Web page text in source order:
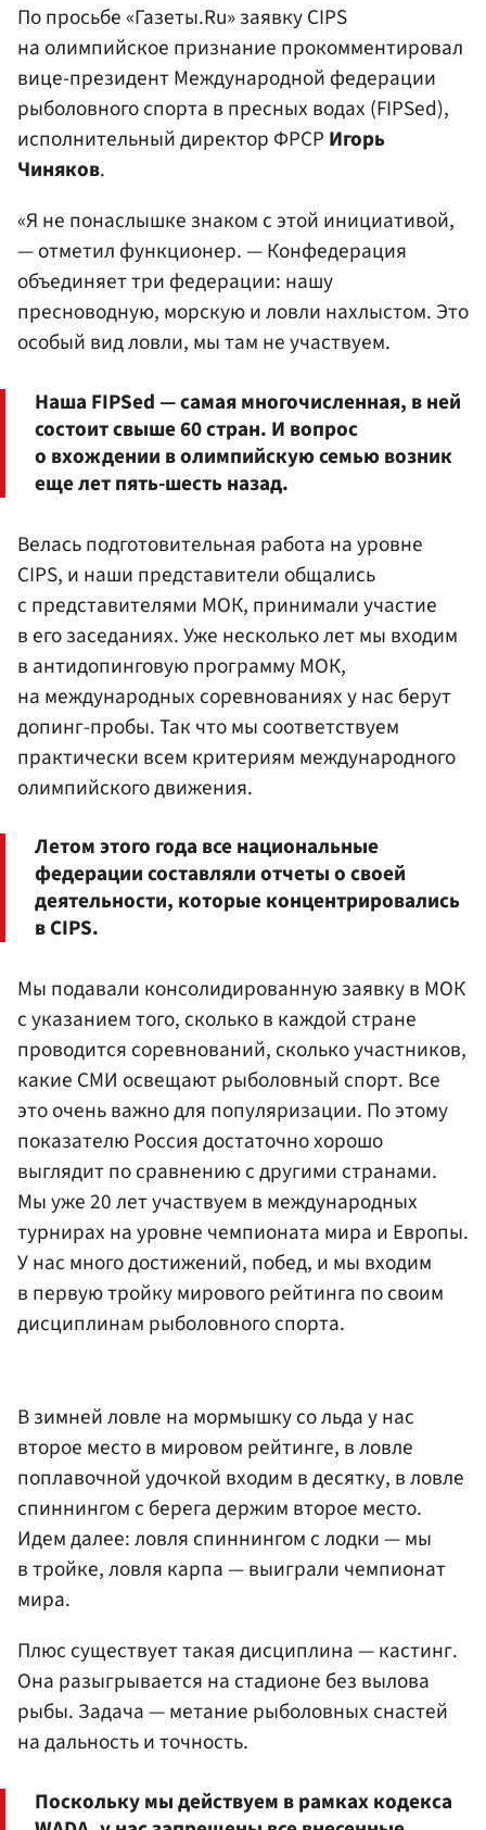
По просьбе «Газеты.Ru» заявку CIPS
на олимпийское признание прокомментировал
вице-президент Международной федерации
рыболовного спорта в пресных водах (FIPSed),
исполнительный директор ФРСР Игорь
Чиняков.
«Я не понаслышке знаком с этой инициативой,
— отметил функционер. — Конфедерация
объединяет три федерации: нашу
пресноводную, морскую и ловли нахлыстом. Это
особый вид ловли, мы там не участвуем.
Наша FIPSed — самая многочисленная, в ней
состоит свыше 60 стран. И вопрос
о вхождении в олимпийскую семью возник
еще лет пять-шесть назад.
Велась подготовительная работа на уровне
CIPS, и наши представители общались
с представителями МОК, принимали участие
в его заседаниях. Уже несколько лет мы входим
в антидопинговую программу МОК,
на международных соревнованиях у нас берут
допинг-пробы. Так что мы соответствуем
практически всем критериям международного
олимпийского движения.
Летом этого года все национальные
федерации составляли отчеты о своей
деятельности, которые концентрировались
в CIPS.
Мы подавали консолидированную заявку в МОК
с указанием того, сколько в каждой стране
проводится соревнований, сколько участников,
какие СМИ освещают рыболовный спорт. Все
это очень важно для популяризации. По этому
показателю Россия достаточно хорошо
выглядит по сравнению с другими странами.
Мы уже 20 лет участвуем в международных
турнирах на уровне чемпионата мира и Европы.
У нас много достижений, побед, и мы входим
в первую тройку мирового рейтинга по своим
дисциплинам рыболовного спорта.
В зимней ловле на мормышку со льда у нас
второе место в мировом рейтинге, в ловле
поплавочной удочкой входим в десятку, в ловле
спиннингом с берега держим второе место.
Идем далее: ловля спиннингом с лодки — мы
в тройке, ловля карпа — выиграли чемпионат
мира.
Плюс существует такая дисциплина — кастинг.
Она разыгрывается на стадионе без вылова
рыбы. Задача — метание рыболовных снастей
на дальность и точность.
Поскольку мы действуем в рамках кодекса